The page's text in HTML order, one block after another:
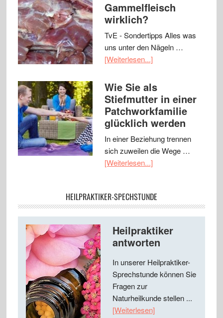
Gammelfleisch
wirklich?
TvE - Sondertipps Alles was
uns unter den Nägeln …
[Weiterlesen...]
Wie Sie als
Stiefmutter in einer
Patchworkfamilie
glücklich werden
In einer Beziehung trennen
sich zuweilen die Wege …
[Weiterlesen...]
HEILPRAKTIKER-SPECHSTUNDE
Heilpraktiker
antworten
In unserer Heilpraktiker-
Sprechstunde können Sie
Fragen zur
Naturheilkunde stellen ...
[Weiterlesen]